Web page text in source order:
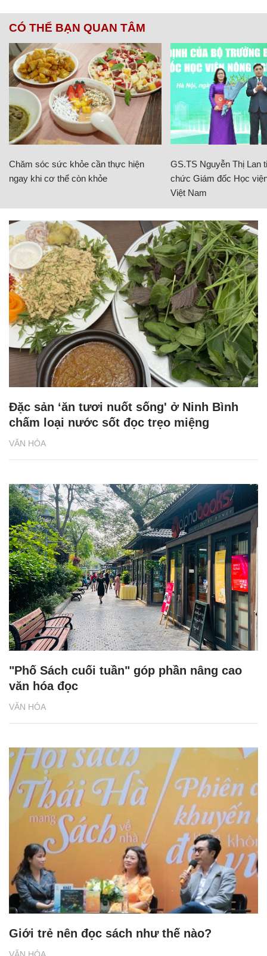
CÓ THỂ BẠN QUAN TÂM
Chăm sóc sức khỏe cần thực hiện
ngay khi cơ thể còn khỏe
GS.TS Nguyễn Thị Lan
chức Giám đốc Học
Việt Nam
VĂN HÓA
Đặc sản ‘ăn tươi nuốt sống' ở Ninh Bình
chấm loại nước sốt đọc trẹo miệng
VĂN HÓA
"Phố Sách cuối tuần" góp phần nâng cao
văn hóa đọc
Giới trẻ nên đọc sách như thế nào?